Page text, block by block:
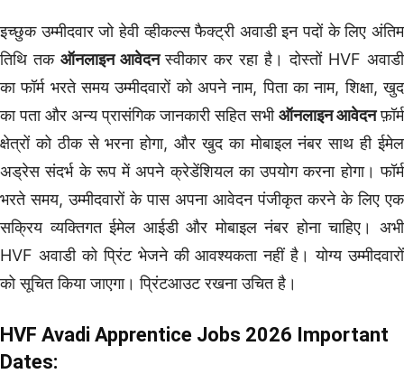
इच्छुक उम्मीदवार जो हेवी व्हीकल्स फैक्ट्री अवाडी इन पदों के लिए अंतिम
तिथि तक ऑनलाइन आवेदनस्वीकार कर रहा है। दोस्तों HVF अवाडी
का फॉर्म भरते समय उम्मीदवारों को अपने नाम, पिता का नाम, शिक्षा, खुद
का पता और अन्य प्रासंगिक जानकारी सहित सभीऑनलाइन आवेदनफ़ॉर्म
क्षेत्रों को ठीक से भरना होगा, और खुद का मोबाइल नंबर साथ ही ईमेल
अड्रेस संदर्भ के रूप में अपने क्रेडेंशियल का उपयोग करना होगा। फॉर्म
भरते समय, उम्मीदवारों के पास अपना आवेदन पंजीकृत करने के लिए एक
सक्रिय व्यक्तिगत ईमेल आईडी और मोबाइल नंबर होना चाहिए। अभी
HVF अवाडी को प्रिंट भेजने की आवश्यकता नहीं है। योग्य उम्मीदवारों
को सूचित किया जाएगा। प्रिंटआउट रखना उचित है।
HVF Avadi Apprentice Jobs 2026 Important
Dates: